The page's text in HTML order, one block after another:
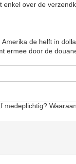
over de
de helft in
ermee door de
medeplichtig?